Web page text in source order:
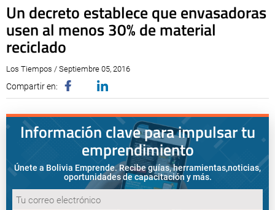
Un decreto establece que envasadoras
usen al menos 30% de material
reciclado
Los Tiempos / Septiembre 05, 2016
Compartir en:
Información clave para impulsar tu
emprendimiento
Únete a Bolivia Emprende. Recibe guías, herramientas,noticias,
oportunidades de capacitación y más.